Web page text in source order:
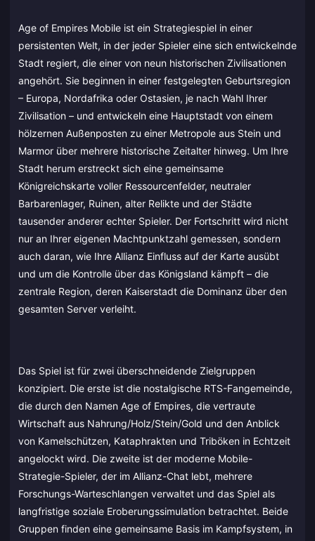
Age of Empires Mobile ist ein Strategiespiel in einer
persistenten Welt, in der jeder Spieler eine sich entwickelnde
Stadt regiert, die einer von neun historischen Zivilisationen
angehört. Sie beginnen in einer festgelegten Geburtsregion
– Europa, Nordafrika oder Ostasien, je nach Wahl Ihrer
Zivilisation – und entwickeln eine Hauptstadt von einem
hölzernen Außenposten zu einer Metropole aus Stein und
Marmor über mehrere historische Zeitalter hinweg. Um Ihre
Stadt herum erstreckt sich eine gemeinsame
Königreichskarte voller Ressourcenfelder, neutraler
Barbarenlager, Ruinen, alter Relikte und der Städte
tausender anderer echter Spieler. Der Fortschritt wird nicht
nur an Ihrer eigenen Machtpunktzahl gemessen, sondern
auch daran, wie Ihre Allianz Einfluss auf der Karte ausübt
und um die Kontrolle über das Königsland kämpft – die
zentrale Region, deren Kaiserstadt die Dominanz über den
gesamten Server verleiht.
Das Spiel ist für zwei überschneidende Zielgruppen
konzipiert. Die erste ist die nostalgische RTS-Fangemeinde,
die durch den Namen Age of Empires, die vertraute
Wirtschaft aus Nahrung/Holz/Stein/Gold und den Anblick
von Kamelschützen, Kataphrakten und Triböken in Echtzeit
angelockt wird. Die zweite ist der moderne Mobile-
Strategie-Spieler, der im Allianz-Chat lebt, mehrere
Forschungs-Warteschlangen verwaltet und das Spiel als
langfristige soziale Eroberungssimulation betrachtet. Beide
Gruppen finden eine gemeinsame Basis im Kampfsystem, in